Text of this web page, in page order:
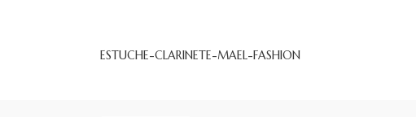
ESTUCHE-CLARINETE-MAEL-FASHION